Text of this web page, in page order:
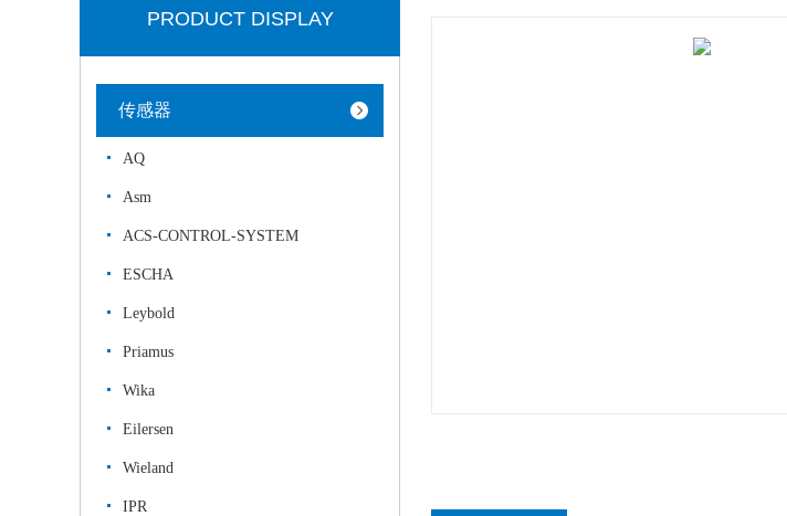
PRODUCT DISPLAY
传感器
AQ
Asm
ACS-CONTROL-SYSTEM
ESCHA
Leybold
Priamus
Wika
Eilersen
Wieland
IPR